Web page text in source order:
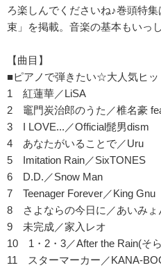
ろ楽しんでくださいね♪巻頭特
束」を掲載。音楽の基本もいっ
【曲目】
■ピアノで弾きたい☆大人気ヒッ
1 紅蓮華／LiSA
2 竈門炭治郎のうた／椎名豪
3 I LOVE...／Official髭男dism
4 あなたがいることで／Uru
5 Imitation Rain／SixTONES
6 D.D.／Snow Man
7 Teenager Forever／King Gnu
8 さよならの今日に／あいみょ
9 未完成／家入レオ
10 1・2・3／After the Rain(そ
11 スターマーカー／KANA-